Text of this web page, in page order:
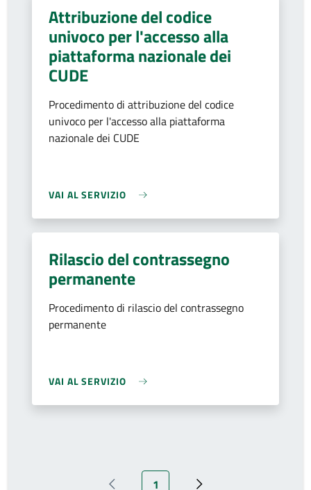
Attribuzione del codice
univoco per l'accesso alla
piattaforma nazionale dei
CUDE
Procedimento di attribuzione del codice
univoco per l'accesso alla piattaforma
nazionale dei CUDE
VAI AL SERVIZIO
Rilascio del contrassegno
permanente
Procedimento di rilascio del contrassegno
permanente
VAI AL SERVIZIO
Pagina attuale
1